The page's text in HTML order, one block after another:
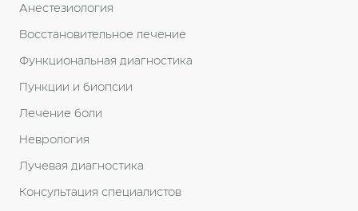
Анестезиология
Восстановительное лечение
Функциональная диагностика
Пункции и биопсии
Лечение боли
Неврология
Лучевая диагностика
Консультация специалистов